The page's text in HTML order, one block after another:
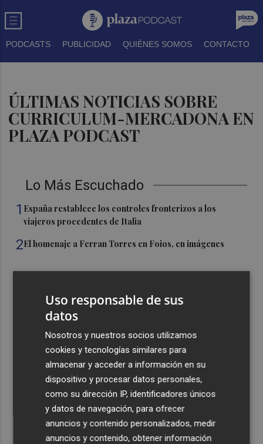
PODCASTS PUBLICIDAD QUIÉNES SOMOS CONTACTO
ÚLTIMAS NOTICIAS SOBRE
CURRICULUM-MERCADONA EN
PLAZA PODCAST
Lo Más Escuchado
1 España restablece los controles fronterizos a los
viajeros procedentes de Italia
2El homenaje a Ferran Torres en Foios, en imágenes
Foios se vuelca con Ferran Torres
Las '200 vidas' que llevaron a Paco Rabal de Águilas a la
cima del cine: un documental recupera la voz y la mirada
del actor
Uso responsable de sus
datos
Nosotros y nuestros socios utilizamos
cookies y tecnologías similares para
almacenar y acceder a información en su
dispositivo y procesar datos personales,
como su dirección IP, identificadores únicos
y datos de navegación, para ofrecer
anuncios y contenido personalizados, medir
anuncios y contenido, obtener información